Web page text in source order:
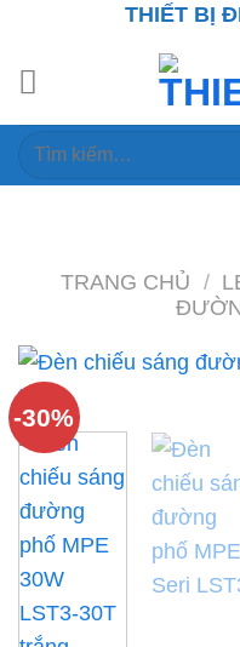
THIẾT BỊ
Tìm
TRANG CHỦ /
-30%